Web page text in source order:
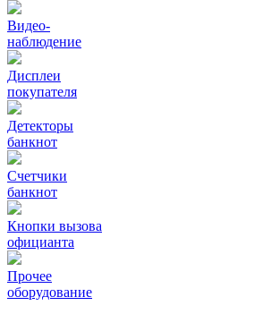
Видео‑
наблюдение
Дисплеи
покупателя
Детекторы
банкнот
Счетчики
банкнот
Кнопки вызова
официанта
Прочее
оборудование